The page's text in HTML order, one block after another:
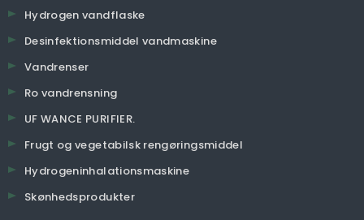
Hydrogen vandflaske
Desinfektionsmiddel vandmaskine
Vandrenser
Ro vandrensning
UF WANCE PURIFIER.
Frugt og vegetabilsk rengøringsmiddel
Hydrogeninhalationsmaskine
Skønhedsprodukter